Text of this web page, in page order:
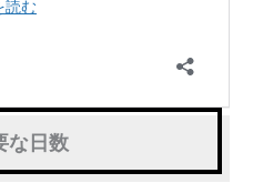
な日数